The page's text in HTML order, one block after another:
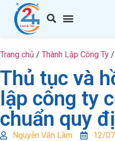
Trang chủ / Thành Lập Công Ty /
Thủ tục và
lập công ty
chuẩn quy
Nguyễn Văn Lãm 12/